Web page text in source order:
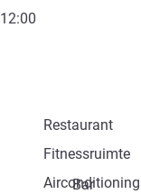
12:00
Restaurant
Fitnessruimte
Airconditioning
Bar